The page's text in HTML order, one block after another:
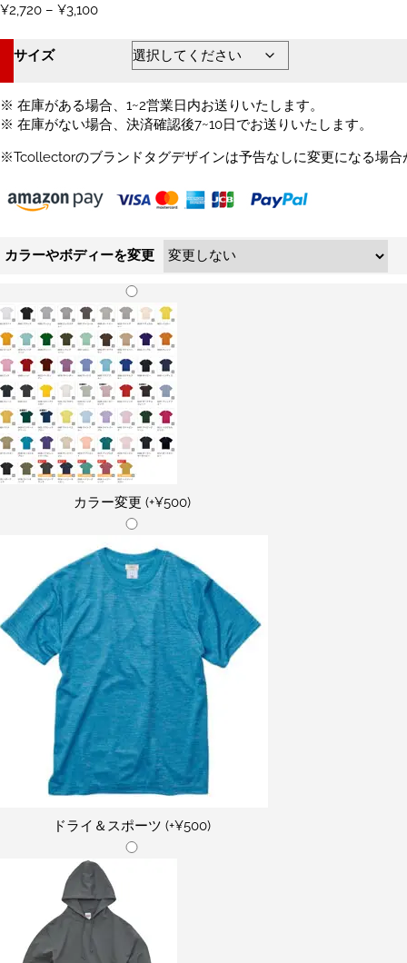
¥2,720 – ¥3,100価
¥2,720
¥3,100
サイズ
※ 在庫がある場合、1~2営業日内お送りいたします。
※ 在庫がない場合、決済確認後7~10日でお送りいたします。
※Tcollectorのブランドタグデザインは予告なしに変更になる場合
カラーやボディーを変更
カラー変更 (+¥500)
ドライ＆スポーツ (+¥500)